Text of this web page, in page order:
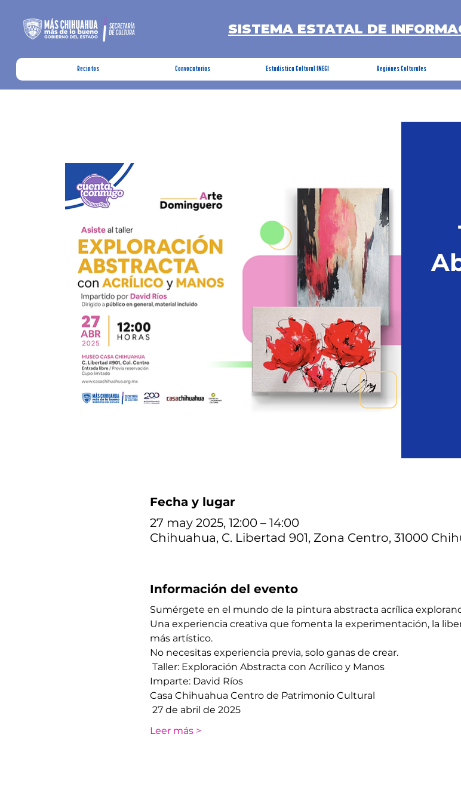
SISTEMA ESTATAL DE
Recintos Convocatorias Estadística Cultural INEGI Regiónes Culturales
Fecha y lugar
27 may 2025, 12:00 – 14:00
Chihuahua, C. Libertad 901, Zona Centro, 31000
Información del evento
Sumérgete en el mundo de la pintura abstracta acrílica
Una experiencia creativa que fomenta la experimentación, la
más artístico.
No necesitas experiencia previa, solo ganas de crear.
Taller: Exploración Abstracta con Acrílico y Manos
Imparte: David Ríos
Casa Chihuahua Centro de Patrimonio Cultural
27 de abril de 2025
Leer más >